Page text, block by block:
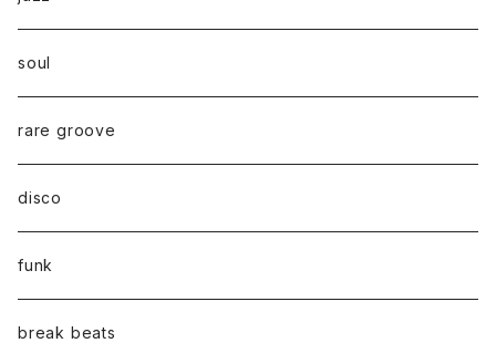
soul
rare groove
disco
funk
break beats